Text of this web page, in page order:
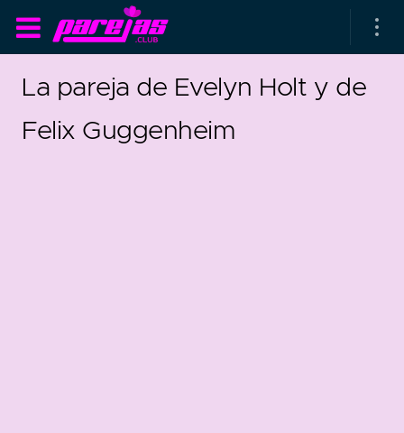
La pareja de Evelyn Holt y de
Felix Guggenheim